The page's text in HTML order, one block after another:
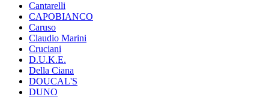
Cantarelli
CAPOBIANCO
Caruso
Claudio Marini
Cruciani
D.U.K.E.
Della Ciana
DOUCAL'S
DUNO